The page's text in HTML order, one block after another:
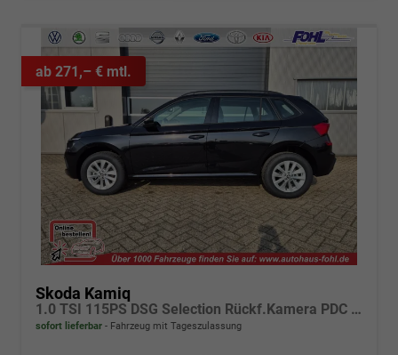
ab 271,– € mtl.
Skoda Kamiq
1.0 TSI 115PS DSG Selection Rückf.Kamera PDC v+h Sitzheizung Klimaautomatik Skoda-Radio Apple CarPlay + Android Auto Tempomat Garantieverlängerung 16"LM
sofort lieferbar Fahrzeug mit Tageszulassung